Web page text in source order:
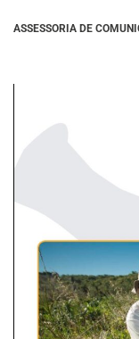
ASSESSORIA DE